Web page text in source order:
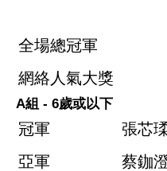
全場總冠軍
網絡人氣大獎
A組 - 6歲或以下
冠軍
張芯
亞軍
蔡鉫